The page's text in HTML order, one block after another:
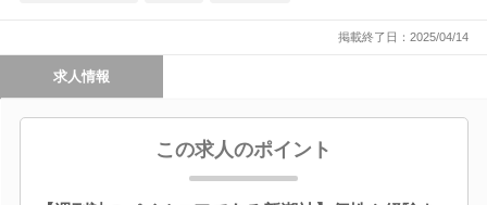
掲載終了日：2025/04/14
求人情報
この求人のポイント